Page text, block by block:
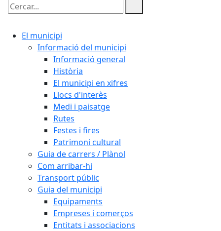
Cercar:
El municipi
Informació del municipi
Informació general
Història
El municipi en xifres
Llocs d'interès
Medi i paisatge
Rutes
Festes i fires
Patrimoni cultural
Guia de carrers / Plànol
Com arribar-hi
Transport públic
Guia del municipi
Equipaments
Empreses i comerços
Entitats i associacions